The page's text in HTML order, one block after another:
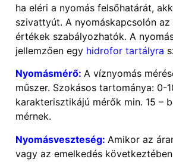
ha eléri a nyomás felsőhatárát,
szivattyút. A nyomáskapcsolón az
értékek szabályozhatók. A
jellemzően egy hidrofor tartályra
Nyomásmérő: A víznyomás
műszer. Szokásos tartománya: 0-
karakterisztikájú mérők min. 15 –
mérnek.
Nyomásveszteség: Amikor az
vagy az emelkedés